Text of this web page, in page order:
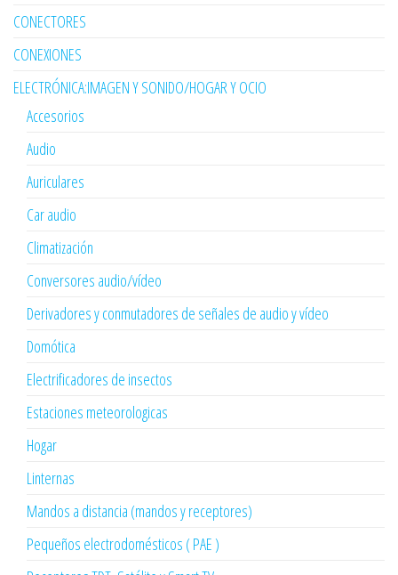
CONECTORES
CONEXIONES
ELECTRÓNICA:IMAGEN Y SONIDO/HOGAR Y OCIO
Accesorios
Audio
Auriculares
Car audio
Climatización
Conversores audio/vídeo
Derivadores y conmutadores de señales de audio y vídeo
Domótica
Electrificadores de insectos
Estaciones meteorologicas
Hogar
Linternas
Mandos a distancia (mandos y receptores)
Pequeños electrodomésticos ( PAE )